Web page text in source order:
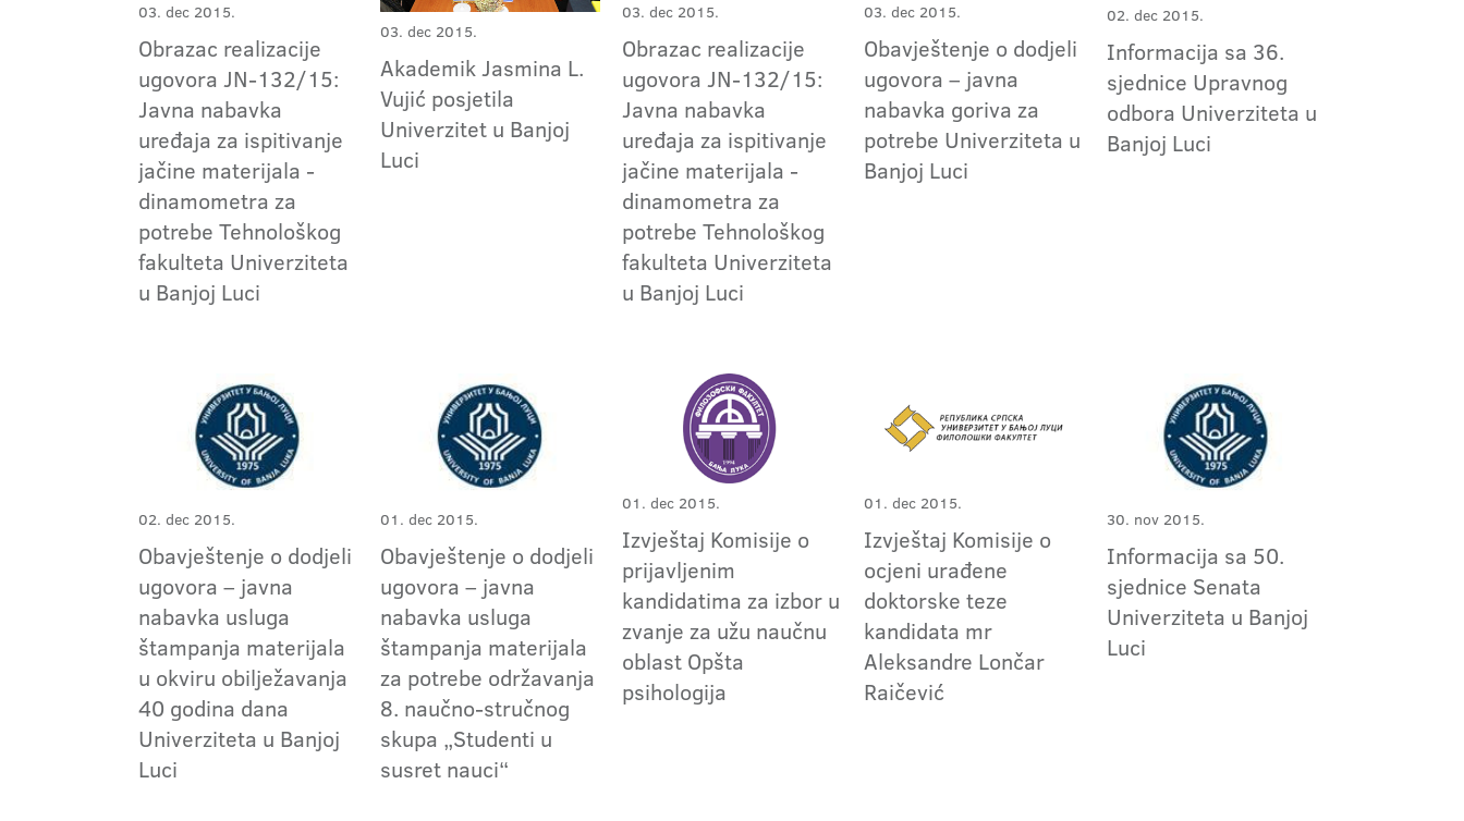
03. dec 2015.
Obrazac realizacije
ugovora JN-132/15:
Javna nabavka
uređaja za ispitivanje
jačine materijala -
dinamometra za
potrebe Tehnološkog
fakulteta Univerziteta
u Banjoj Luci
03. dec 2015.
Akademik Jasmina L.
Vujić posjetila
Univerzitet u Banjoj
Luci
03. dec 2015.
Obrazac realizacije
ugovora JN-132/15:
Javna nabavka
uređaja za ispitivanje
jačine materijala -
dinamometra za
potrebe Tehnološkog
fakulteta Univerziteta
u Banjoj Luci
03. dec 2015.
Obavještenje o dodjeli
ugovora – javna
nabavka goriva za
potrebe Univerziteta u
Banjoj Luci
02. dec 2015.
Informacija sa 36.
sjednice Upravnog
odbora Univerziteta u
Banjoj Luci
02. dec 2015.
Obavještenje o dodjeli
ugovora – javna
nabavka usluga
štampanja materijala
u okviru obilježavanja
40 godina dana
Univerziteta u Banjoj
Luci
01. dec 2015.
Obavještenje o dodjeli
ugovora – javna
nabavka usluga
štampanja materijala
za potrebe održavanja
8. naučno-stručnog
skupa „Studenti u
susret nauci“
01. dec 2015.
Izvještaj Komisije o
prijavljenim
kandidatima za izbor u
zvanje za užu naučnu
oblast Opšta
psihologija
01. dec 2015.
Izvještaj Komisije o
ocjeni urađene
doktorske teze
kandidata mr
Aleksandre Lončar
Raičević
30. nov 2015.
Informacija sa 50.
sjednice Senata
Univerziteta u Banjoj
Luci